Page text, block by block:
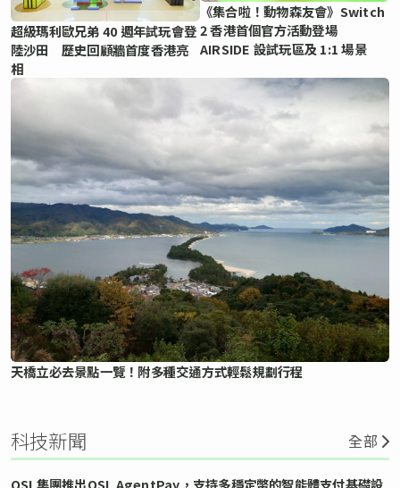
超級瑪利歐兄弟 40 週年試玩會登
陸沙田 歷史回顧牆首度香港亮
相
《集合啦！動物森友會》Switch
2 香港首個官方活動登場
AIRSIDE 設試玩區及 1:1 場景
天橋立必去景點一覽！附多種交通方式輕鬆規劃行程
科技新聞 全部
OSL集團推出OSL AgentPay，支持多穩定幣的智能體支付基礎設